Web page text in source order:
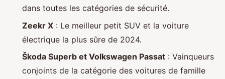
dans toutes les catégories de sécurité.
Zeekr X : Le meilleur petit SUV et la voiture
électrique la plus sûre de 2024.
Škoda Superb et Volkswagen Passat : Vainqueurs
conjoints de la catégorie des voitures de famille